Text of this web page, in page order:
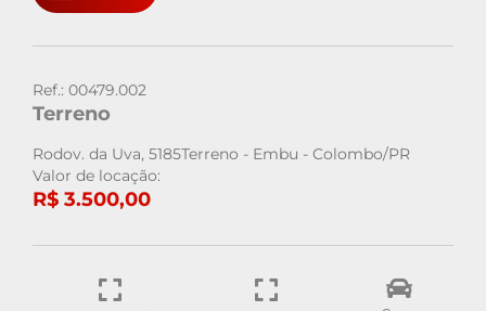
Ref.: 00479.002
Terreno
Rodov. da Uva, 5185Terreno - Embu - Colombo/PR
Valor de locação:
R$ 3.500,00